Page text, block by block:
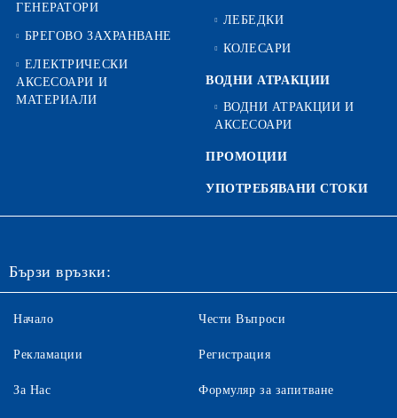
ГЕНЕРАТОРИ
БРЕГОВО ЗАХРАНВАНЕ
ЕЛЕКТРИЧЕСКИ
АКСЕСОАРИ И
МАТЕРИАЛИ
ЛЕБЕДКИ
КОЛЕСАРИ
ВОДНИ АТРАКЦИИ
ВОДНИ АТРАКЦИИ И
АКСЕСОАРИ
ПРОМОЦИИ
УПОТРЕБЯВАНИ СТОКИ
Бързи връзки:
Начало
Рекламации
За Нас
Чести Въпроси
Регистрация
Формуляр за запитване